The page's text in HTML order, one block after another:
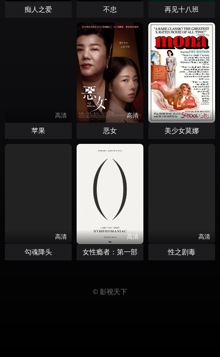
痴人之爱 不忠 再见十八班
高清
苹果
高清
恶女
高清
美少女莫娜
高清
勾魂降头
高清
女性瘾者：第一部
高清
性之剧毒
© 影视天下